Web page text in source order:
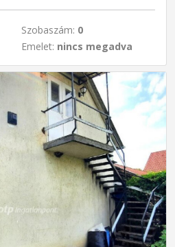
Szobaszám: 0
Emelet: nincs megadva